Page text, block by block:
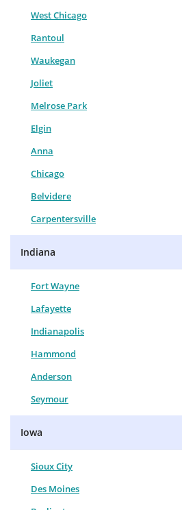
West Chicago
Rantoul
Waukegan
Joliet
Melrose Park
Elgin
Anna
Chicago
Belvidere
Carpentersville
Indiana
Fort Wayne
Lafayette
Indianapolis
Hammond
Anderson
Seymour
Iowa
Sioux City
Des Moines